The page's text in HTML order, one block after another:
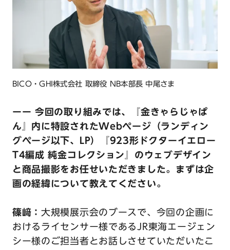
BICO・GHI株式会社 取締役 NB本部長 中尾さま
ーー 今回の取り組みでは、『金きゃらじゃぱ
ん』内に特設されたWebページ（ランディン
グページ以下、LP）『923形ドクターイエロー
T4編成 純金コレクション』のウェブデザイン
と商品撮影をお任せいただきました。まずは企
画の経緯について教えてください。
篠﨑：大規模展示会のブースで、今回の企画に
おけるライセンサー様であるJR東海エージェン
シー様のご担当者とお話しさせていただいたこ